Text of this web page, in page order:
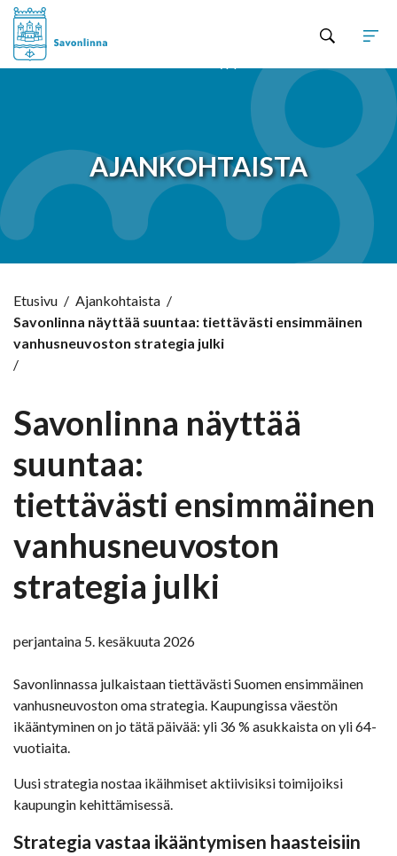
AJANKOHTAISTA
Etusivu / Ajankohtaista /
Savonlinna näyttää suuntaa: tiettävästi ensimmäinen
vanhusneuvoston strategia julki
/
Savonlinna näyttää
suuntaa:
tiettävästi ensimmäinen
vanhusneuvoston
strategia julki
perjantaina 5. kesäkuuta 2026
Savonlinnassa julkaistaan tiettävästi Suomen ensimmäinen
vanhusneuvoston oma strategia. Kaupungissa väestön
ikääntyminen on jo tätä päivää: yli 36 % asukkaista on yli 64-
vuotiaita.
Uusi strategia nostaa ikäihmiset aktiivisiksi toimijoiksi
kaupungin kehittämisessä.
Strategia vastaa ikääntymisen haasteisiin